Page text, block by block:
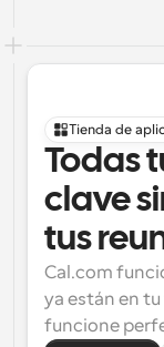
Tienda de
Todas
clave
tus
Cal.com
ya están en
funcione